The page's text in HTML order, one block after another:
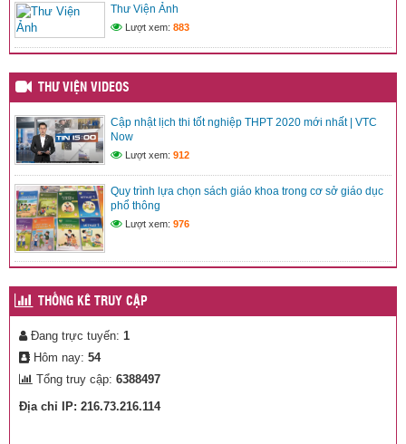
Đăng ngày: 27/07/2017
nguyên mới”
(20/08/2025)
Chi bộ trường Tiểu học Nguyễn Bỉnh Khiêm tham dự Đại hội
đại biểu Đảng bộ xã Ea Riêng lần thứ I, nhiệm kỳ 2025-2030
(20/08/2025)
HỘI THẢO GIỚI THIỆU, HƯỚNG DẪN SỬ DỤNG BỘ SÁCH
“GIÁO DỤC KĨ NĂNG SỐ – DÀNH CHO HỌC SINH TIỂU
HỌC”
(12/08/2025)
Thư Viện Ảnh
Lượt xem: 883
THƯ VIỆN VIDEOS
Cập nhật lịch thi tốt nghiệp THPT 2020 mới nhất | VTC
Now
Lượt xem: 912
Quy trình lựa chọn sách giáo khoa trong cơ sở giáo dục
phổ thông
Lượt xem: 976
THỐNG KÊ TRUY CẬP
Đang trực tuyến: 1
Hôm nay: 54
Tổng truy cập: 6388497
Địa chỉ IP: 216.73.216.114